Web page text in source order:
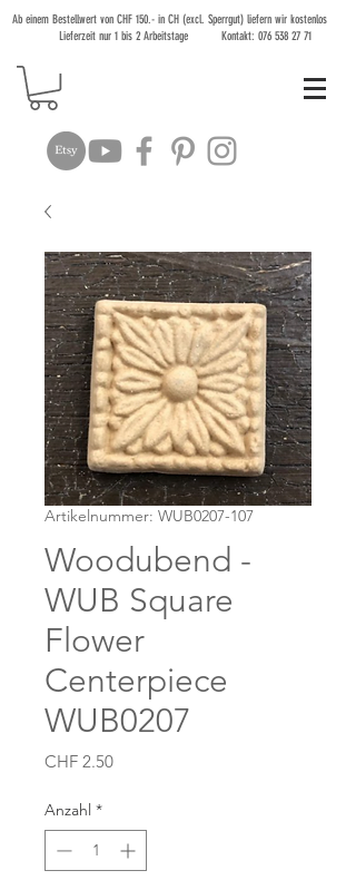
Ab einem Bestellwert von CHF 150.- in CH (excl. Sperrgut) liefern wir kostenlos
Lieferzeit nur 1 bis 2 Arbeitstage Kontakt: 076 538 27 71
Artikelnummer: WUB0207-107
Woodubend -
WUB Square
Flower
Centerpiece
WUB0207
CHF 2.50Preis
Anzahl *